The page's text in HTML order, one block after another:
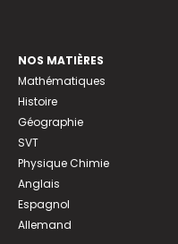
NOS MATIÈRES
Mathématiques
Histoire
Géographie
SVT
Physique Chimie
Anglais
Espagnol
Allemand